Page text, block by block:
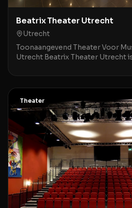
Beatrix Theater Utrecht
Utrecht
Toonaangevend Theater Voor
Utrecht Beatrix Theater Utrecht
Theater